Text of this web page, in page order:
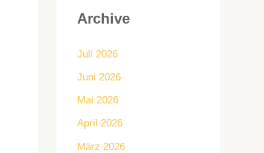
Archive
Juli 2026
Juni 2026
Mai 2026
April 2026
März 2026